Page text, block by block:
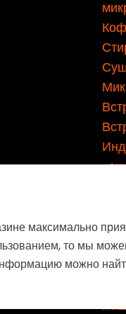
-
максимально
то мы
можно